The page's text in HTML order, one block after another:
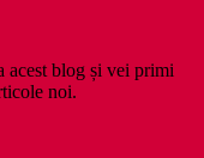
acest blog și vei primi
noi.